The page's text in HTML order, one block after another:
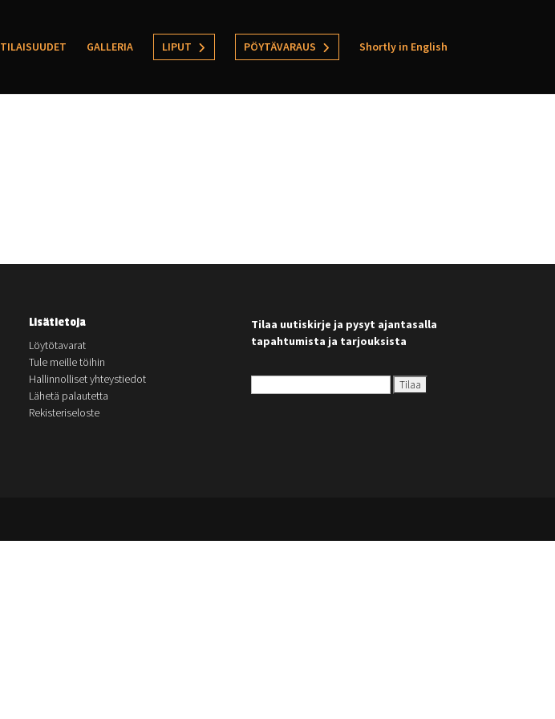
TILAISUUDET GALLERIA LIPUT PÖYTÄVARAUS Shortly in English
Lisätietoja
Löytötavarat
Tule meille töihin
Hallinnolliset yhteystiedot
Lähetä palautetta
Rekisteriseloste
Tilaa uutiskirje ja pysyt ajantasalla
tapahtumista ja tarjouksista